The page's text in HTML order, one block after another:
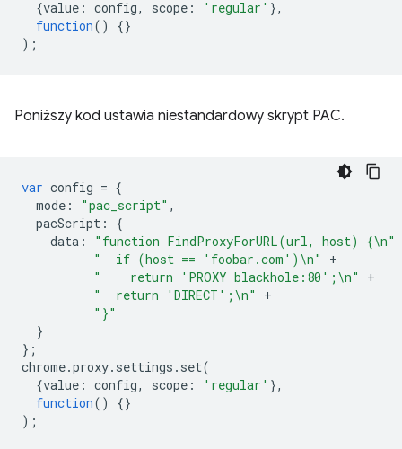
{value : config, scope : 'regular' },
function()
{}
);
Poniższy kod ustawia niestandardowy skrypt PAC.
var config = {
mode : "pac_script" ,
pacScript :
{
data :
"function FindProxyForURL(url, host) {\n"
"  if (host == 'foobar.com')\n"
+
"    return 'PROXY blackhole:80';\n"
+
"  return 'DIRECT';\n"
+
"}"
}
};
chrome.proxy. settings . set(
{value : config, scope : 'regular' },
function()
{}
);